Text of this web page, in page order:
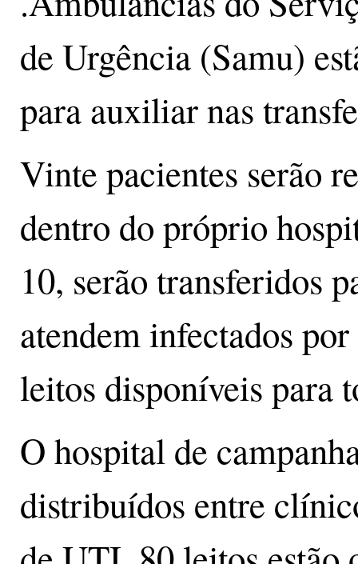
de Urgência (Samu)
para auxiliar nas
Vinte pacientes serão
dentro do próprio
10, serão transferidos
atendem infectados
leitos disponíveis para
O hospital de
distribuídos entre